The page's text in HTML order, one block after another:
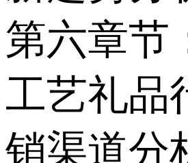
第六章节
工艺礼品
销渠道分